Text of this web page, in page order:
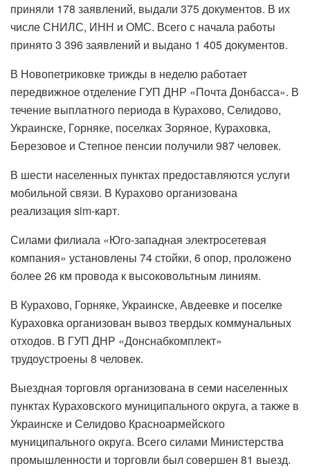
приняли 178 заявлений, выдали 375 документов. В их
числе СНИЛС, ИНН и ОМС. Всего с начала работы
принято 3 396 заявлений и выдано 1 405 документов.
В Новопетриковке трижды в неделю работает
передвижное отделение ГУП ДНР «Почта Донбасса». В
течение выплатного периода в Курахово, Селидово,
Украинске, Горняке, поселках Зоряное, Кураховка,
Березовое и Степное пенсии получили 987 человек.
В шести населенных пунктах предоставляются услуги
мобильной связи. В Курахово организована
реализация sim-карт.
Силами филиала «Юго-западная электросетевая
компания» установлены 74 стойки, 6 опор, проложено
более 26 км провода к высоковольтным линиям.
В Курахово, Горняке, Украинске, Авдеевке и поселке
Кураховка организован вывоз твердых коммунальных
отходов. В ГУП ДНР «Донснабкомплект»
трудоустроены 8 человек.
Выездная торговля организована в семи населенных
пунктах Кураховского муниципального округа, а также в
Украинске и Селидово Красноармейского
муниципального округа. Всего силами Министерства
промышленности и торговли был совершен 81 выезд.